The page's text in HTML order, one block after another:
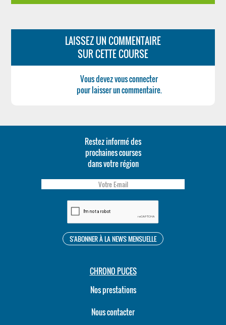
LAISSEZ UN COMMENTAIRE
SUR CETTE COURSE
Vous devez vous connecter
pour laisser un commentaire.
Restez informé des
prochaines courses
dans votre région
CHRONO PUCES
Nos prestations
Nous contacter